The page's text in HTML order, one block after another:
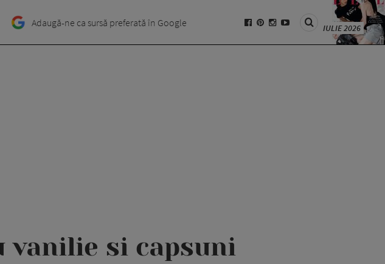
Adaugă-ne ca sursă preferată în Google IULIE 2026
vanilie si capsuni